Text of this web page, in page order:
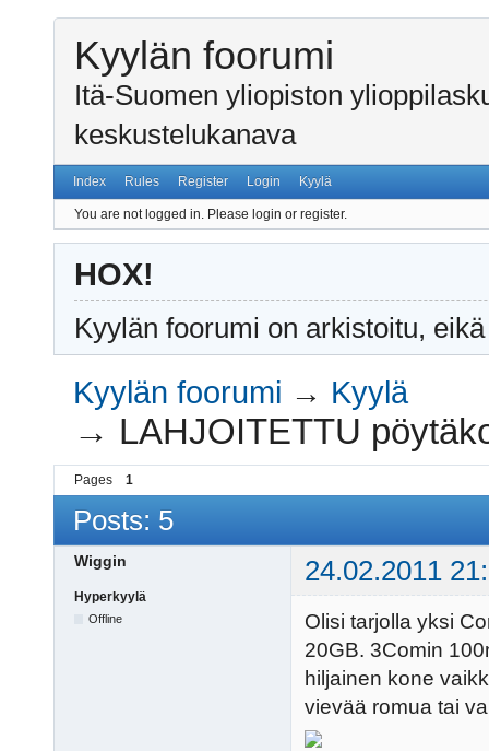
Kyylän foorumi
Itä-Suomen yliopiston
keskustelukanava
Index Rules Register Login Kyylä
You are not logged in. Please login or register.
HOX!
Kyylän foorumi on arkistoitu,
Kyylän foorumi → Kyylä
→ LAHJOITETTU
Pages 1
Posts: 5
Wiggin 24.02.2011
Hyperkyylä
Offline
Olisi tarjolla yksi
20GB. 3Comin
hiljainen kone
vievää romua tai